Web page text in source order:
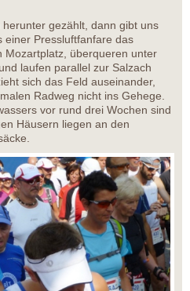
gezählt, dann gibt uns
einer Pressluftfanfare das
Mozartplatz, überqueren unter
laufen parallel zur Salzach
sich das Feld auseinander,
Radweg nicht ins Gehege.
vor rund drei Wochen sind
Häusern liegen an den